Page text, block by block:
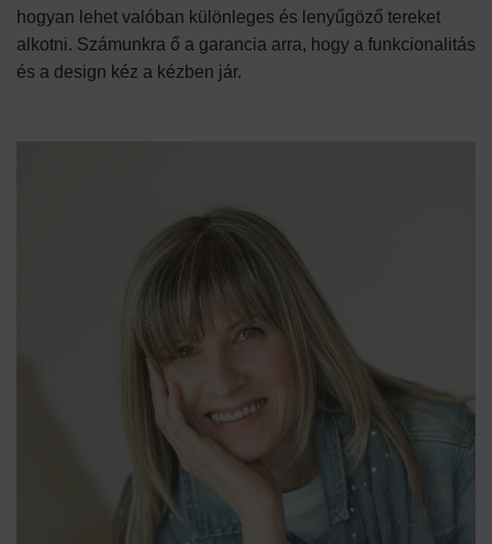
hogyan lehet valóban különleges és lenyűgöző tereket
alkotni. Számunkra ő a garancia arra, hogy a funkcionalitás
és a design kéz a kézben jár.